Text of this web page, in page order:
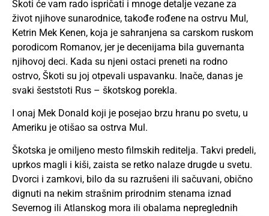
Škoti će vam rado ispričati i mnoge detalje vezane za
život njihove sunarodnice, takođe rođene na ostrvu Mul,
Ketrin Mek Kenen, koja je sahranjena sa carskom ruskom
porodicom Romanov, jer je decenijama bila guvernanta
njihovoj deci. Kada su njeni ostaci preneti na rodno
ostrvo, Škoti su joj otpevali uspavanku. Inače, danas je
svaki šeststoti Rus – škotskog porekla.
I onaj Mek Donald koji je posejao brzu hranu po svetu, u
Ameriku je otišao sa ostrva Mul.
Škotska je omiljeno mesto filmskih reditelja. Takvi predeli,
uprkos magli i kiši, zaista se retko nalaze drugde u svetu.
Dvorci i zamkovi, bilo da su razrušeni ili sačuvani, obično
dignuti na nekim strašnim prirodnim stenama iznad
Severnog ili Atlanskog mora ili obalama nepreglednih